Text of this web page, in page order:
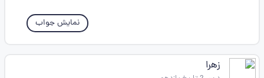
نمایش جواب
زهرا